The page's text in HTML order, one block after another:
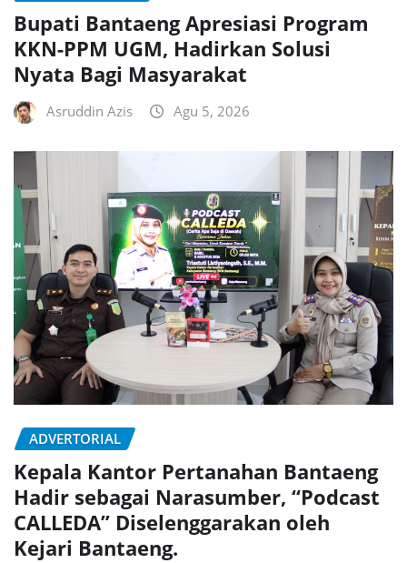
Bupati Bantaeng Apresiasi Program
KKN-PPM UGM, Hadirkan Solusi
Nyata Bagi Masyarakat
Asruddin Azis Agu 5, 2026
ADVERTORIAL
Kepala Kantor Pertanahan Bantaeng
Hadir sebagai Narasumber, “Podcast
CALLEDA” Diselenggarakan oleh
Kejari Bantaeng.